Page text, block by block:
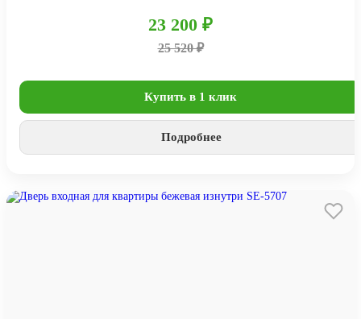
23 200 ₽
25 520 ₽
Купить в 1 клик
Подробнее